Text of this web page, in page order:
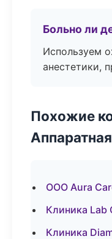
Больно ли
Используем
анестетики,
Похожие
ООО Aura
Клиника
Клиника